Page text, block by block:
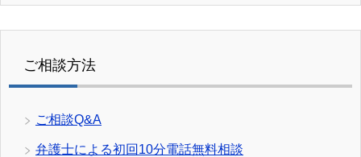
ご相談方法
ご相談Q&A
弁護士による初回10分電話無料相談